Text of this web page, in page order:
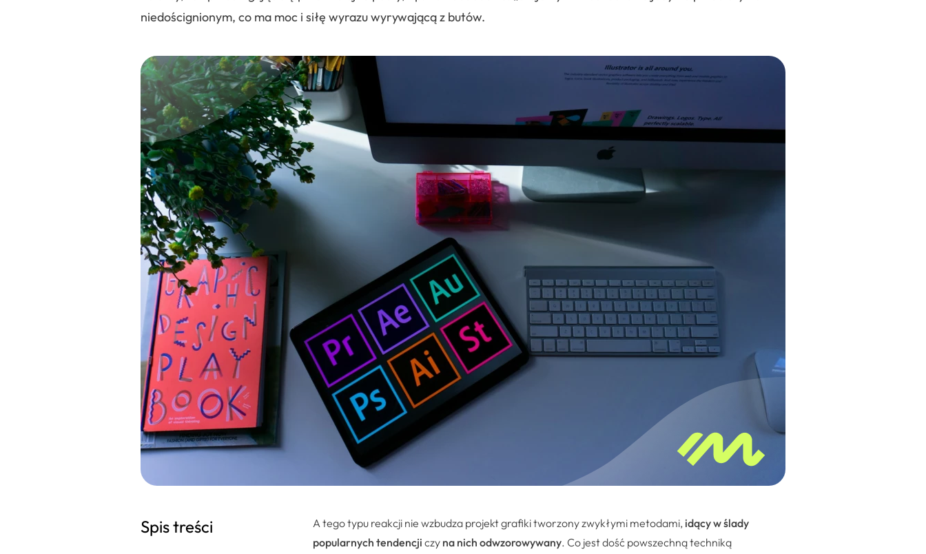
niedoścignionym, co ma moc i siłę wyrazu wyrywającą z butów.
Spis treści A tego typu reakcji nie wzbudza projekt grafiki tworzony zwykłymi metodami, idący w ślady
popularnych tendencji czy na nich odwzorowywany. Co jest dość powszechną techniką